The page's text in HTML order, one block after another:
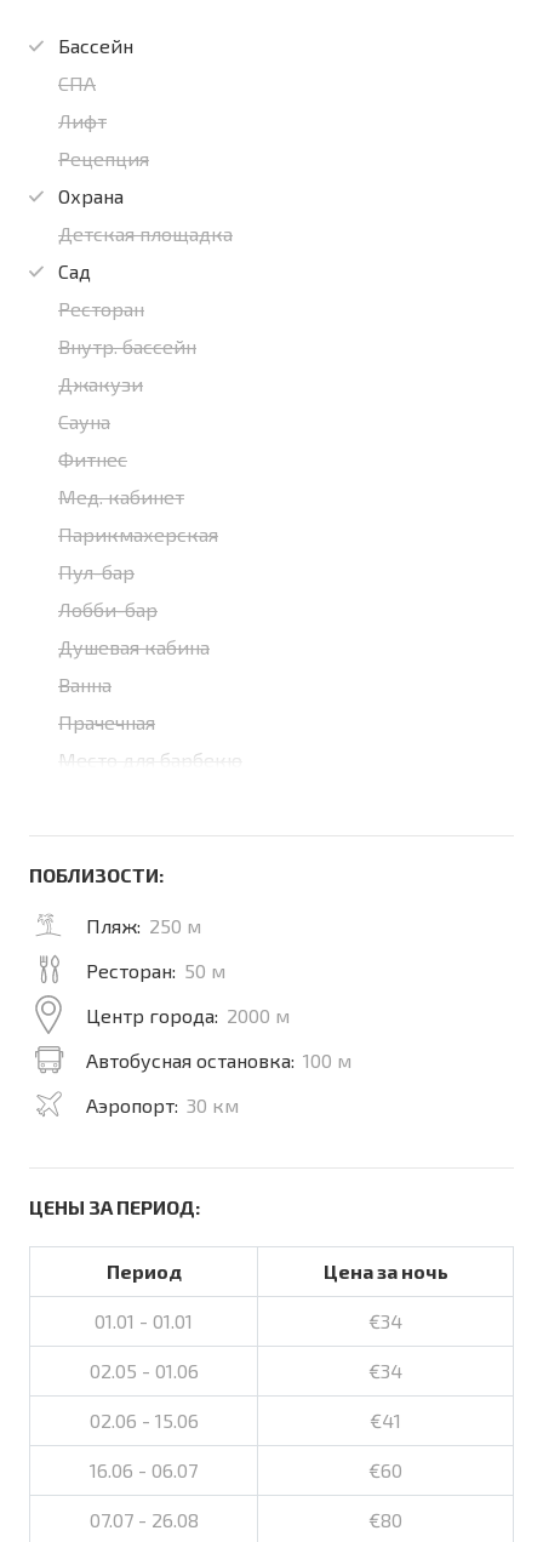
Бассейн
СПА
Лифт
Рецепция
Охрана
Детская площадка
Сад
Ресторан
Внутр. бассейн
Джакузи
Сауна
Фитнес
Мед. кабинет
Парикмахерская
Пул-бар
Лобби-бар
Душевая кабина
Ванна
Прачечная
Место для барбекю
ПОБЛИЗОСТИ:
Пляж: 250 м
Ресторан: 50 м
Центр города: 2000 м
Автобусная остановка: 100 м
Аэропорт: 30 км
ЦЕНЫ ЗА ПЕРИОД:
Период Цена за ночь
01.01 - 01.01 €34
02.05 - 01.06 €34
02.06 - 15.06 €41
16.06 - 06.07 €60
07.07 - 26.08 €80